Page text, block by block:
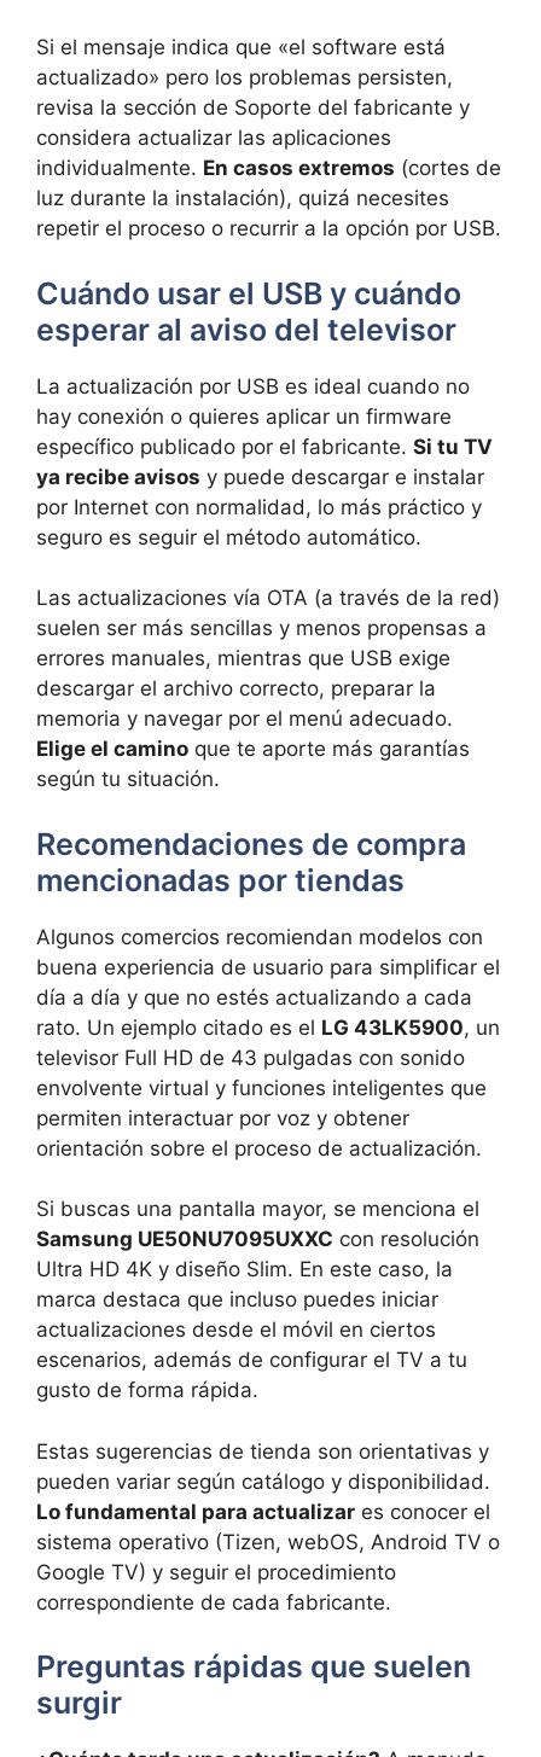
Si el mensaje indica que «el software está
actualizado» pero los problemas persisten,
revisa la sección de Soporte del fabricante y
considera actualizar las aplicaciones
individualmente. En casos extremos (cortes de
luz durante la instalación), quizá necesites
repetir el proceso o recurrir a la opción por USB.
Cuándo usar el USB y cuándo
esperar al aviso del televisor
La actualización por USB es ideal cuando no
hay conexión o quieres aplicar un firmware
específico publicado por el fabricante. Si tu TV
ya recibe avisos y puede descargar e instalar
por Internet con normalidad, lo más práctico y
seguro es seguir el método automático.
Las actualizaciones vía OTA (a través de la red)
suelen ser más sencillas y menos propensas a
errores manuales, mientras que USB exige
descargar el archivo correcto, preparar la
memoria y navegar por el menú adecuado.
Elige el camino que te aporte más garantías
según tu situación.
Recomendaciones de compra
mencionadas por tiendas
Algunos comercios recomiendan modelos con
buena experiencia de usuario para simplificar el
día a día y que no estés actualizando a cada
rato. Un ejemplo citado es el LG 43LK5900, un
televisor Full HD de 43 pulgadas con sonido
envolvente virtual y funciones inteligentes que
permiten interactuar por voz y obtener
orientación sobre el proceso de actualización.
Si buscas una pantalla mayor, se menciona el
Samsung UE50NU7095UXXC con resolución
Ultra HD 4K y diseño Slim. En este caso, la
marca destaca que incluso puedes iniciar
actualizaciones desde el móvil en ciertos
escenarios, además de configurar el TV a tu
gusto de forma rápida.
Estas sugerencias de tienda son orientativas y
pueden variar según catálogo y disponibilidad.
Lo fundamental para actualizar es conocer el
sistema operativo (Tizen, webOS, Android TV o
Google TV) y seguir el procedimiento
correspondiente de cada fabricante.
Preguntas rápidas que suelen
surgir